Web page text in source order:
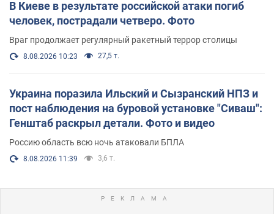
В Киеве в результате российской атаки погиб
человек, пострадали четверо. Фото
Враг продолжает регулярный ракетный террор столицы
8.08.2026 10:23 27,5 т.
Украина поразила Ильский и Сызранский НПЗ и
пост наблюдения на буровой установке "Сиваш":
Генштаб раскрыл детали. Фото и видео
Россию область всю ночь атаковали БПЛА
8.08.2026 11:39 3,6 т.